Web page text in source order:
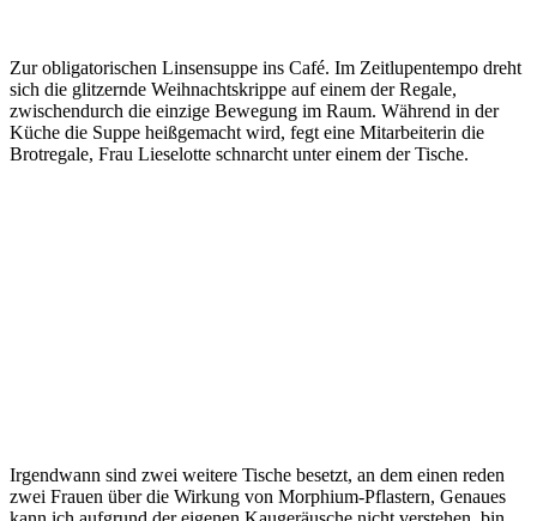
Zur obligatorischen Linsensuppe ins Café. Im Zeitlupentempo dreht
sich die glitzernde Weihnachtskrippe auf einem der Regale,
zwischendurch die einzige Bewegung im Raum. Während in der
Küche die Suppe heißgemacht wird, fegt eine Mitarbeiterin die
Brotregale, Frau Lieselotte schnarcht unter einem der Tische.
Irgendwann sind zwei weitere Tische besetzt, an dem einen reden
zwei Frauen über die Wirkung von Morphium-Pflastern, Genaues